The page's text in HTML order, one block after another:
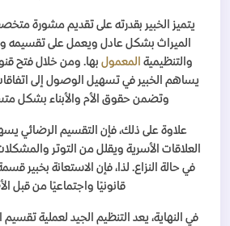
يتميز الخبير بقدرته على تقديم مشورة
الميراث بشكل عادل ويعمل على تقسيمه
والتنظيمية المعمول بها. ومن خلال فتح
يساهم الخبير في تسهيل الوصول إلى
وتضمن حقوق الأم والأبناء بشكل
علاوة على ذلك، فإن التقسيم الرضائي
العلاقات الأسرية ويقلل من التوتر
في حالة النزاع. لذا، فإن الاستعانة بخبير
قانونيًا واجتماعيًا من قبل
في النهاية، يعد التنظيم الجيد لعملية